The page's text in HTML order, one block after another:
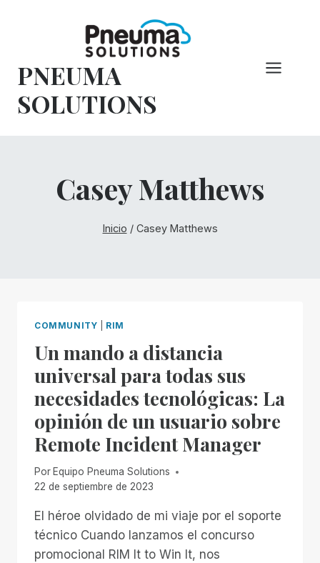
PNEUMA
SOLUTIONS
Casey Matthews
Inicio / Casey Matthews
COMMUNITY RIM
Un mando a distancia
universal para todas sus
necesidades tecnológicas: La
opinión de un usuario sobre
Remote Incident Manager
Por Equipo Pneuma Solutions
22 de septiembre de 2023
El héroe olvidado de mi viaje por el soporte
técnico Cuando lanzamos el concurso
promocional RIM It to Win It, nos